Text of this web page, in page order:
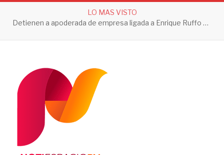
LO MAS VISTO
Detienen a apoderada de empresa ligada a Enrique Ruffo por investigación de Huachicol Fiscal